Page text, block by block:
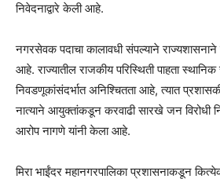
निवेदनाद्वारे केली आहे.
नगरसेवक पदाचा कालावधी संपल्याने
आहे. राज्यातील राजकीय परिस्थिती पाहता
निवडणूकांसंदर्भात अनिश्चितता आहे, त्यात
नात्याने आयुक्तांकडून करवाढी सारखे जन विरोधी
आरोप नागणे यांनी केला आहे.
मिरा भाईंदर महानगरपालिका प्रशासनाकडून